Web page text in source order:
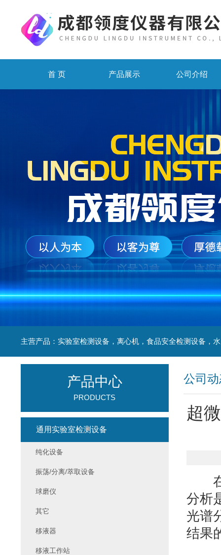
首 页 产品展示 公司介绍
公司
超
在
分析
光谱
结果
产品中心
PRODUCTS
通用实验室检测设备
纯化设备
振荡/分离/萃取设备
球磨仪
其它
移液器
移液工作站